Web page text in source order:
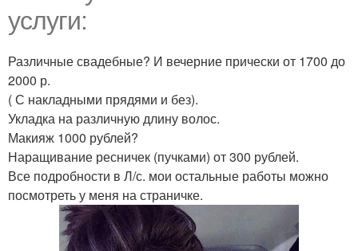
услуги:
Различные свадебные? И вечерние прически от 1700 до
2000 р.
( С накладными прядями и без).
Укладка на различную длину волос.
Макияж 1000 рублей?
Наращивание ресничек (пучками) от 300 рублей.
Все подробности в Л/с. мои остальные работы можно
посмотреть у меня на страничке.